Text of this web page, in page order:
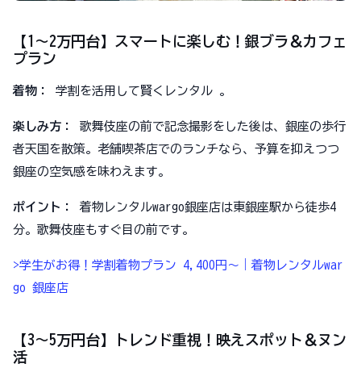
【1〜2万円台】スマートに楽しむ！銀ブラ＆カフェ
プラン
着物： 学割を活用して賢くレンタル 。
楽しみ方：
歌舞伎座の前で記念撮影をした後は、銀座の歩行
者天国を散策。老舗喫茶店でのランチなら、予算を抑えつつ
銀座の空気感を味わえます。
ポイント：
着物レンタルwargo銀座店は東銀座駅から徒歩4
分。歌舞伎座もすぐ目の前です。
>学生がお得！学割着物プラン 4,400円～｜着物レンタルwar
go 銀座店
【3〜5万円台】トレンド重視！映えスポット＆ヌン
活